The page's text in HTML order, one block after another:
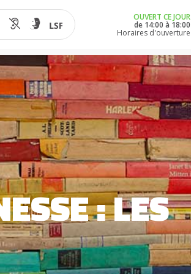
OUVERT CE JOUR
de 14:00 à 18:00
Horaires d'ouverture
: LES